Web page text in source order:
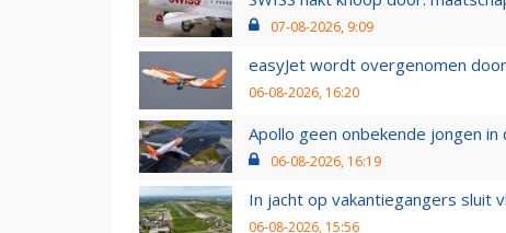
07-08-2026, 9:09
easyJet wordt overgenomen
06-08-2026, 16:20
Apollo geen onbekende jongen in
06-08-2026, 16:19
In jacht op vakantiegangers sluit
06-08-2026, 15:56